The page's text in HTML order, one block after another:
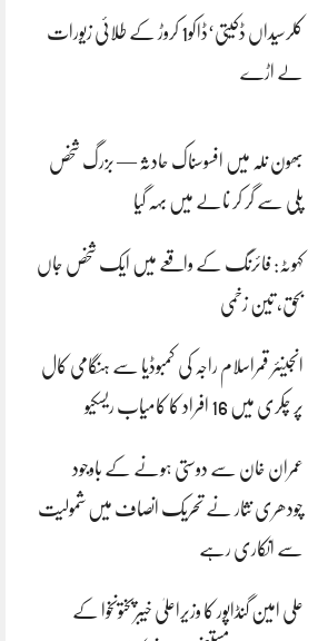
کلرسیداں ڈکیتی‘ڈاکو1 کروڑ کے طلائی زیورات
لے اڑے
بھون نلہ میں افسوسناک حادثہ — بزرگ شخص
پلی سے گر کر نالے میں بہہ گیا
کہوٹہ: فائرنگ کے واقعے میں ایک شخص جاں
بحق، تین زخمی
انجینئر قمراسلام راجہ کی کمبوڈیا سے ہنگامی کال
پر چکری میں 16 افراد کا کامیاب ریسکیو
عمران خان سے دوستی ہونے کے باوجود
چودھری نثار نے تحریک انصاف میں شمولیت
سے انکاری رہے
علی امین گنڈاپور کا وزیراعلیٰ خیبرپختونخوا کے